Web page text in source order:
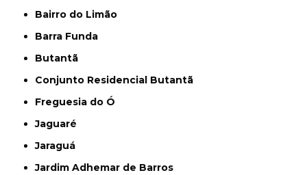
Bairro do Limão
Barra Funda
Butantã
Conjunto Residencial Butantã
Freguesia do Ó
Jaguaré
Jaraguá
Jardim Adhemar de Barros